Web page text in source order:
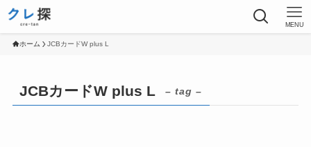
MENU
ホーム JCBカードW plus L
JCBカードW plus L – tag –